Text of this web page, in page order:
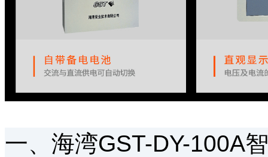
一、海湾GST-DY-100A